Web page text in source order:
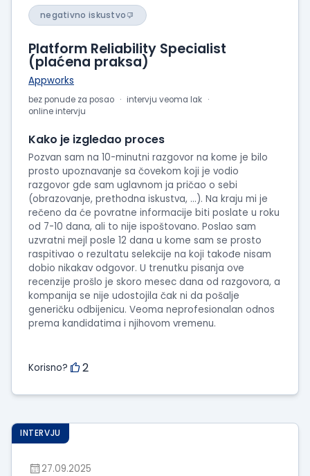
negativno iskustvo
Platform Reliability Specialist
(plaćena praksa)
Appworks
bez ponude za posao
intervju veoma lak
online intervju
Kako je izgledao proces
Pozvan sam na 10-minutni razgovor na kome je bilo
prosto upoznavanje sa čovekom koji je vodio
razgovor gde sam uglavnom ja pričao o sebi
(obrazovanje, prethodna iskustva, ...). Na kraju mi je
rečeno da će povratne informacije biti poslate u roku
od 7-10 dana, ali to nije ispoštovano. Poslao sam
uzvratni mejl posle 12 dana u kome sam se prosto
raspitivao o rezultatu selekcije na koji takođe nisam
dobio nikakav odgovor. U trenutku pisanja ove
recenzije prošlo je skoro mesec dana od razgovora, a
kompanija se nije udostojila čak ni da pošalje
generičku odbijenicu. Veoma neprofesionalan odnos
prema kandidatima i njihovom vremenu.
Korisno? 2
INTERVJU
27.09.2025